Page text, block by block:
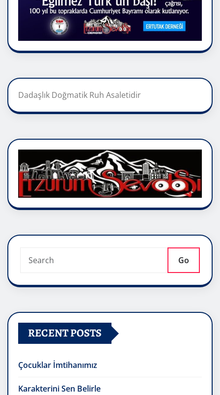
Dadaşlık Doğmatik Ruh Asaletidir
Go
RECENT POSTS
Çocuklar İmtihanımız
Karakterini Sen Belirle